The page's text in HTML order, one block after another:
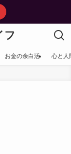
フ
お金の余白活 心と人